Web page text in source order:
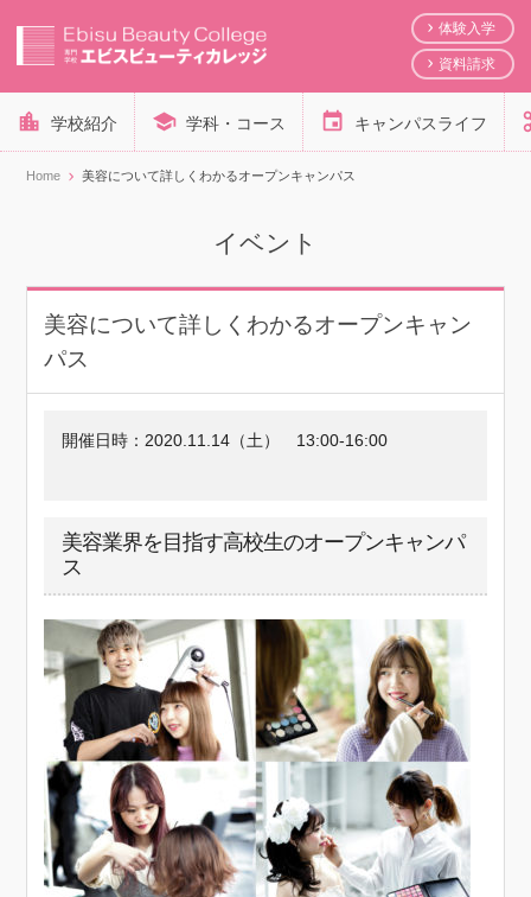
体験入学
資料請求
学校紹介 学科・コース キャンパスライフ
Home 美容について詳しくわかるオープンキャンパス
イベント
美容について詳しくわかるオープンキャン
パス
開催日時： 2020.11.14（土） 13:00-16:00
美容業界を目指す高校生のオープンキャンパ
ス